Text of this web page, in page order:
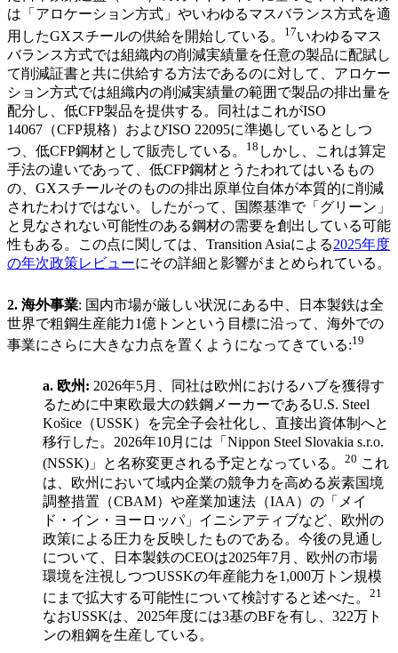
は「アロケーション方式」やいわゆるマスバランス方式を適
用したGXスチールの供給を開始している。
17いわゆるマス
バランス方式では組織内の削減実績量を任意の製品に配賦し
て削減証書と共に供給する方法であるのに対して、アロケー
ション方式では組織内の削減実績量の範囲で製品の排出量を
配分し、低CFP製品を提供する。同社はこれがISO
14067（CFP規格）およびISO 22095に準拠しているとしつ
つ、低CFP鋼材として販売している。
18 しかし、これは算定
手法の違いであって、低CFP鋼材とうたわれてはいるもの
の、GXスチールそのものの排出原単位自体が本質的に削減
されたわけではない。したがって、国際基準で「グリーン」
と見なされない可能性のある鋼材の需要を創出している可能
性もある。この点に関しては、Transition Asiaによる2025年度
の年次政策レビューにその詳細と影響がまとめられている。
2. 海外事業: 国内市場が厳しい状況にある中、日本製鉄は全
世界で粗鋼生産能力1億トンという目標に沿って、海外での
事業にさらに大きな力点を置くようになってきている:19
a. 欧州 : 2026年5月、同社は欧州におけるハブを獲得す
るために中東欧最大の鉄鋼メーカーであるU.S. Steel
Košice（USSK）を完全子会社化し、直接出資体制へと
移行した。2026年10月には「Nippon Steel Slovakia s.r.o.
(NSSK)」と名称変更される予定となっている。 20 これ
は、欧州において域内企業の競争力を高める炭素国境
調整措置（CBAM）や産業加速法（IAA）の「メイ
ド・イン・ヨーロッパ」イニシアティブなど、欧州の
政策による圧力を反映したものである。今後の見通し
について、日本製鉄のCEOは2025年7月、欧州の市場
環境を注視しつつUSSKの年産能力を1,000万トン規模
にまで拡大する可能性について検討すると述べた。 21
なおUSSKは、2025年度には3基のBFを有し、322万ト
ンの粗鋼を生産している。